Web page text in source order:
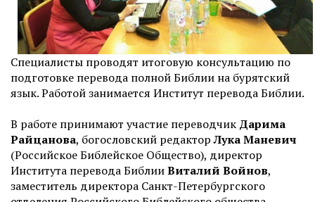
Специалисты проводят итоговую консультацию по
подготовке перевода полной Библии на бурятский
язык. Работой занимается Институт перевода Библии.
В работе принимают участие переводчик Дарима
Райцанова, богословский редакторЛука Маневич
(Российское Библейское Общество), директор
Института перевода БиблииВиталий Войнов,
заместитель директора Санкт-Петербургского